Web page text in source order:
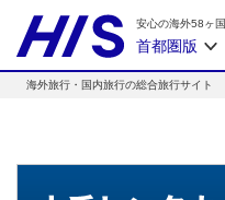
安心の海外58ヶ国
首都圏版
海外旅行・国内旅行の総合旅行サイト